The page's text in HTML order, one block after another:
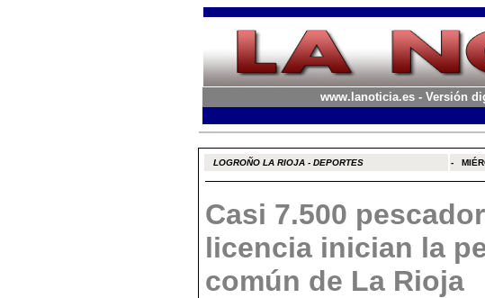
www.lanoticia.es - Versión
LOGROÑO LA RIOJA - DEPORTES -
Casi 7.500
licencia inician la
común de La Rioja